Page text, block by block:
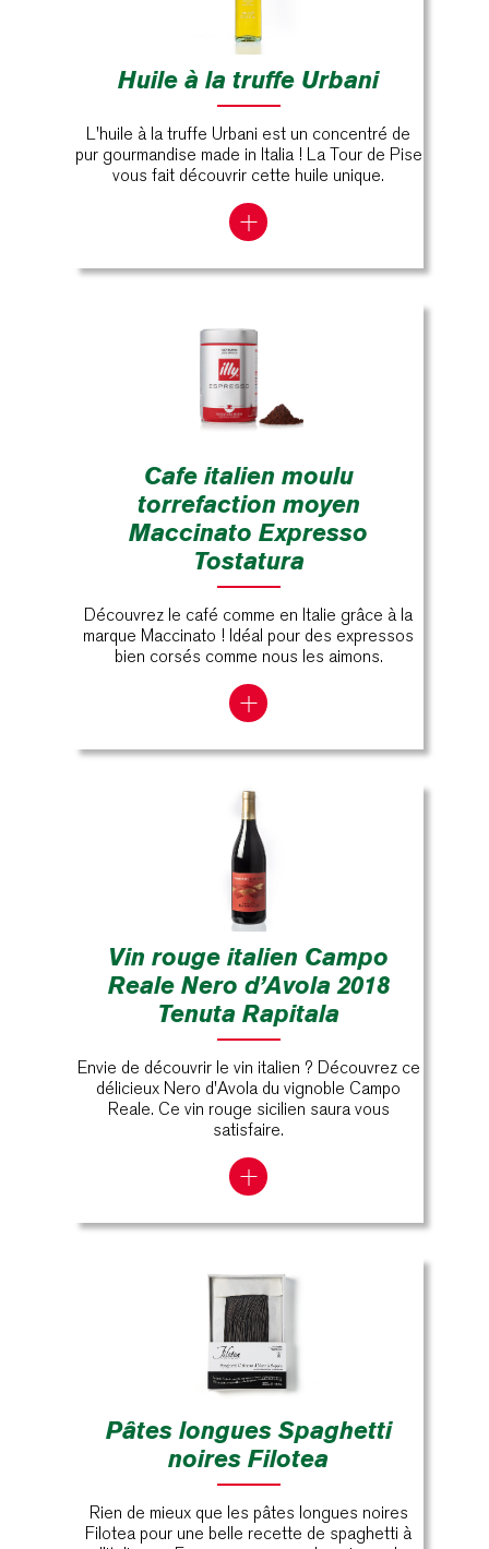
Huile à la truffe Urbani
L'huile à la truffe Urbani est un concentré de
pur gourmandise made in Italia ! La Tour de Pise
vous fait découvrir cette huile unique.
Cafe italien moulu
torrefaction moyen
Maccinato Expresso
Tostatura
Découvrez le café comme en Italie grâce à la
marque Maccinato ! Idéal pour des expressos
bien corsés comme nous les aimons.
Vin rouge italien Campo
Reale Nero d’Avola 2018
Tenuta Rapitala
Envie de découvrir le vin italien ? Découvrez ce
délicieux Nero d'Avola du vignoble Campo
Reale. Ce vin rouge sicilien saura vous
satisfaire.
Pâtes longues Spaghetti
noires Filotea
Rien de mieux que les pâtes longues noires
Filotea pour une belle recette de spaghetti à